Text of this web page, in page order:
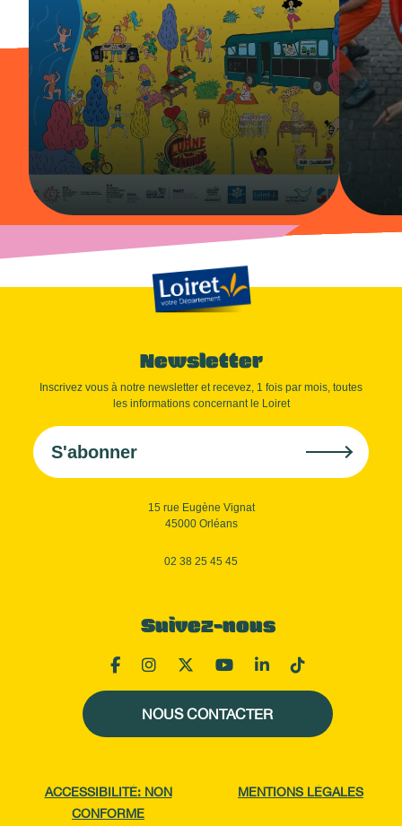
Newsletter
Inscrivez vous à notre newsletter et recevez, 1 fois par mois, toutes
les informations concernant le Loiret
S'abonner
15 rue Eugène Vignat
45000 Orléans
02 38 25 45 45
Suivez-nous
NOUS CONTACTER
ACCESSIBILITÉ: NON
CONFORME
MENTIONS LÉGALES